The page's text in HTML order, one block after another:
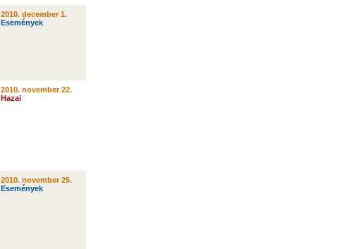
2010. december 1.
Események
2010. november 22.
Hazai
2010. november 25.
Események